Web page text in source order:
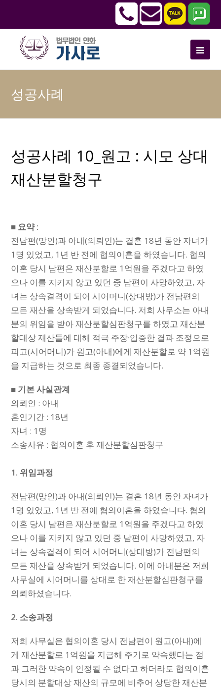
성공사례
성공사례 10_원고 : 시모 상대
재산분할청구
■ 요약 :
전남편(망인)과 아내(의뢰인)는 결혼 18년 동안 자녀가
1명 있었고, 1년 반 전에 협의이혼을 하였습니다. 협의
이혼 당시 남편은 재산분할로 1억원을 주겠다고 하였
으나 이를 지키지 않고 있던 중 남편이 사망하였고, 자
녀는 상속결격이 되어 시어머니(상대방)가 전남편의
모든 재산을 상속받게 되었습니다. 저희 사무소는 아내
분의 위임을 받아 재산분할심판청구를 하였고 재산분
할대상 재산들에 대해 적극 주장∙입증한 결과 조정으로
피고(시어머니)가 원고(아내)에게 재산분할로 약 1억원
을 지급하는 것으로 최종 종결되었습니다.
■ 기본 사실관계
의뢰인 : 아내
혼인기간 : 18년
자녀 : 1명
소송사유 : 협의이혼 후 재산분할심판청구
1. 위임과정
전남편(망인)과 아내(의뢰인)는 결혼 18년 동안 자녀가
1명 있었고, 1년 반 전에 협의이혼을 하였습니다. 협의
이혼 당시 남편은 재산분할로 1억원을 주겠다고 하였
으나 이를 지키지 않고 있던 중 남편이 사망하였고, 자
녀는 상속결격이 되어 시어머니(상대방)가 전남편의
모든 재산을 상속받게 되었습니다. 이에 아내분은 저희
사무실에 시어머니를 상대로 한 재산분할심판청구를
의뢰하셨습니다.
2. 소송과정
저희 사무실은 협의이혼 당시 전남편이 원고(아내)에
게 재산분할로 1억원을 지급해 주기로 약속했다는 점
과 그러한 약속이 인정될 수 없다고 하더라도 협의이혼
당시의 분할대상 재산의 규모에 비추어 상당한 재산분